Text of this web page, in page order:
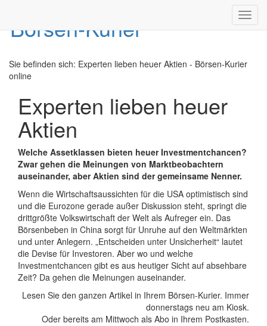
Sie befinden sich: Experten lieben heuer Aktien - Börsen-Kurier
online
Experten lieben heuer
Aktien
Welche Assetklassen bieten heuer Investmentchancen?
Zwar gehen die Meinungen von Marktbeobachtern
auseinander, aber Aktien sind der gemeinsame Nenner.
Wenn die Wirtschaftsaussichten für die USA optimistisch sind
und die Eurozone gerade außer Diskussion steht, springt die
drittgrößte Volkswirtschaft der Welt als Aufreger ein. Das
Börsenbeben in China sorgt für Unruhe auf den Weltmärkten
und unter Anlegern. „Entscheiden unter Unsicherheit“ lautet
die Devise für Investoren. Aber wo und welche
Investmentchancen gibt es aus heutiger Sicht auf absehbare
Zeit? Da gehen die Meinungen auseinander.
Lesen Sie den ganzen Artikel in Ihrem Börsen-Kurier. Immer
donnerstags neu am Kiosk.
Oder bereits am Mittwoch als Abo in Ihrem Postkasten.